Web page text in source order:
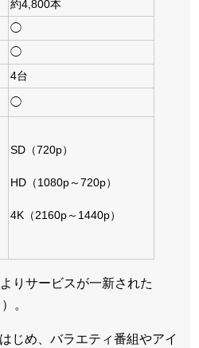
約4,800本
◯
◯
4台
◯
SD（720p）
HD（1080p～720p）
4K（2160p～1440p）
りサービスが一新された
。
じめ、バラエティ番組やアイ